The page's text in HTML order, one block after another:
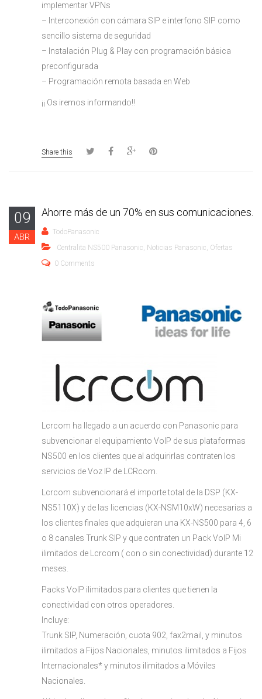
implementar VPNs
– Interconexión con cámara SIP e interfono SIP como
sencillo sistema de seguridad
– Instalación Plug & Play con programación básica
preconfigurada
– Programación remota basada en Web
¡¡ Os iremos informando!!
Share this
09
ABR
Ahorre más de un 70% en sus comunicaciones.
TodoPanasonic
Centralita NS500 Panasonic, Noticias Panasonic, Ofertas
0 Comments
Lcrcom ha llegado a un acuerdo con Panasonic para
subvencionar el equipamiento VoIP de sus plataformas
NS500 en los clientes que al adquirirlas contraten los
servicios de Voz IP de LCRcom.
Lcrcom subvencionará el importe total de la DSP (KX-
NS5110X) y de las licencias (KX-NSM10xW) necesarias a
los clientes finales que adquieran una KX-NS500 para 4, 6
o 8 canales Trunk SIP y que contraten un Pack VoIP Mi
ilimitados de Lcrcom ( con o sin conectividad) durante 12
meses.
Packs VoIP ilimitados para clientes que tienen la
conectividad con otros operadores.
Incluye:
Trunk SIP, Numeración, cuota 902, fax2mail, y minutos
ilimitados a Fijos Nacionales, minutos ilimitados a Fijos
Internacionales* y minutos ilimitados a Móviles
Nacionales.